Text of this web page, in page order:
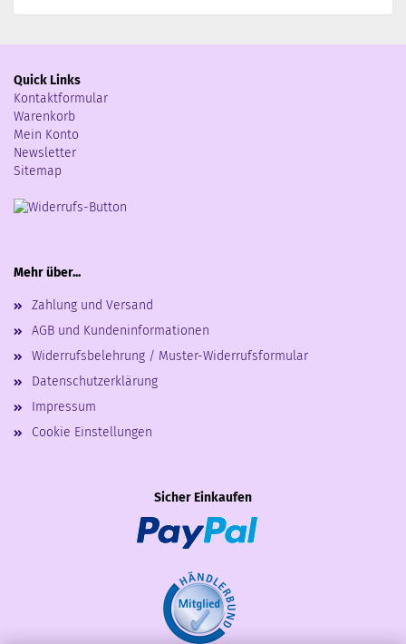
Quick Links
Kontaktformular
Warenkorb
Mein Konto
Newsletter
Sitemap
Mehr über...
Zahlung und Versand
AGB und Kundeninformationen
Widerrufsbelehrung / Muster-Widerrufsformular
Datenschutzerklärung
Impressum
Cookie Einstellungen
Sicher Einkaufen